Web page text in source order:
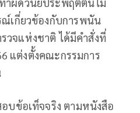
ำผิดวินัยประพฤติตนไม่
เกี่ยวข้องกับการพนัน
วจแห่งชาติ ได้มีคำสั่งที่
แต่งตั้งคณะกรรมการ
บข้อเท็จจริง ตามหนังสือ